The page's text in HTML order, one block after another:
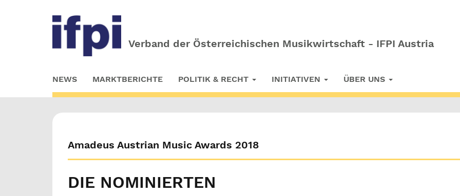
Verband der Österreichischen Musikwirtschaft - IFPI Austria
to
main
NEWS MARKTBERICHTE POLITIK & RECHT INITIATIVEN ÜBER UNS
Amadeus Austrian Music Awards 2018
DIE NOMINIERTEN